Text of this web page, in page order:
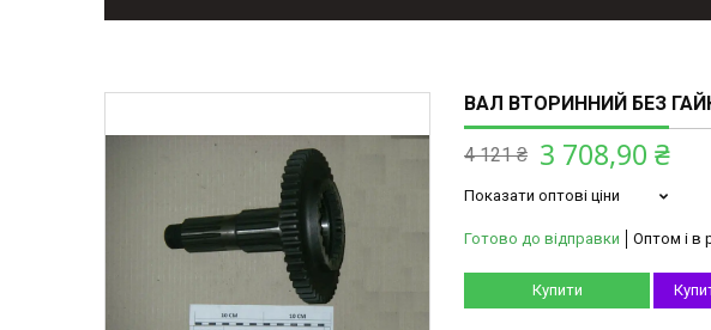
ВАЛ ВТОРИННИЙ БЕЗ
4 121 ₴ 3 708,90 ₴
Показати оптові ціни
Готово до відправки Оптом і в
Купити